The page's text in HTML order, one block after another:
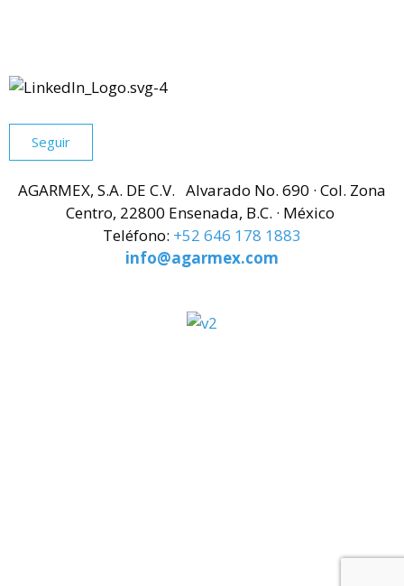
Seguir
AGARMEX, S.A. DE C.V. Alvarado No. 690 · Col. Zona
Centro, 22800 Ensenada, B.C. · México
Teléfono: +52 646 178 1883
info@agarmex.com